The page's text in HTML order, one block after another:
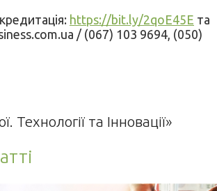
https://bit.ly/2qoE45E та
/ (067) 103 9694, (050)
Технології та Інновації»